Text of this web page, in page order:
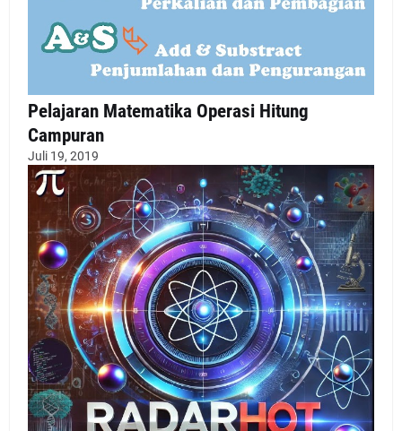
Pelajaran Matematika Operasi Hitung
Campuran
Juli 19, 2019